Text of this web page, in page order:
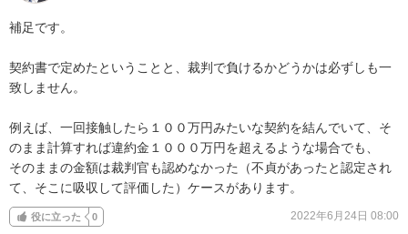
補足です。
契約書で定めたということと、裁判で負けるかどうかは必ずしも一
致しません。
例えば、一回接触したら１００万円みたいな契約を結んでいて、そ
のまま計算すれば違約金１０００万円を超えるような場合でも、
そのままの金額は裁判官も認めなかった（不貞があったと認定され
て、そこに吸収して評価した）ケースがあります。
役に立った 0 2022年6月24日 08:00